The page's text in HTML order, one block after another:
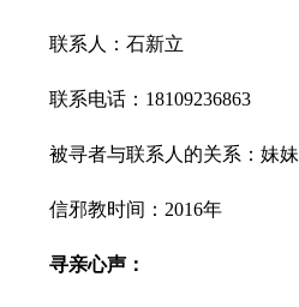
联系人：石新立
联系电话：18109236863
被寻者与联系人的关系：妹妹
信邪教时间：2016年
寻亲心声：